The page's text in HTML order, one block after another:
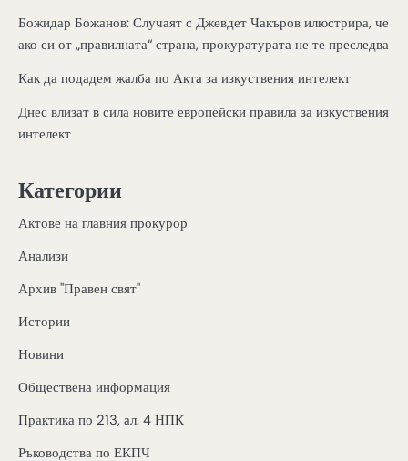
Божидар Божанов: Случаят с Джевдет Чакъров илюстрира, че
ако си от „правилната“ страна, прокуратурата не те преследва
Как да подадем жалба по Акта за изкуствения интелект
Днес влизат в сила новите европейски правила за изкуствения
интелект
Категории
Актове на главния прокурор
Анализи
Архив "Правен свят"
Истории
Новини
Обществена информация
Практика по 213, ал. 4 НПК
Ръководства по ЕКПЧ